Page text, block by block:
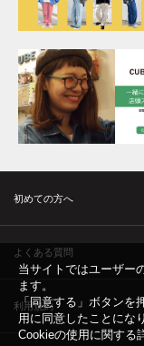
初めての方へ
よくある質問
利用規約
当サイトではユーザー
ます。
「同意する」ボタンを
用に同意したことにな
Cookieの使用に関する